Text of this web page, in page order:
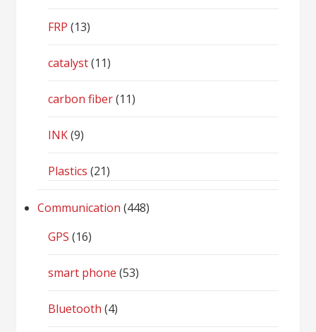
FRP (13)
catalyst(11)
carbon fiber(11)
INK(9)
Plastics (21)
Communication (448)
GPS (16)
smart phone (53)
Bluetooth (4)